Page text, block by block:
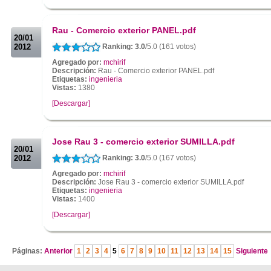
20/01
2012
Rau - Comercio exterior PANEL.pdf
Ranking: 3.0/5.0 (161 votos)
Agregado por: mchirif
Descripción: Rau - Comercio exterior PANEL.pdf
Etiquetas: ingenieria
Vistas: 1380
[Descargar]
20/01
2012
Jose Rau 3 - comercio exterior SUMILLA.pdf
Ranking: 3.0/5.0 (167 votos)
Agregado por: mchirif
Descripción: Jose Rau 3 - comercio exterior SUMILLA.pdf
Etiquetas: ingenieria
Vistas: 1400
[Descargar]
Páginas: Anterior 1 2 3 4 5 6 7 8 9 10 11 12 13 14 15 Siguiente